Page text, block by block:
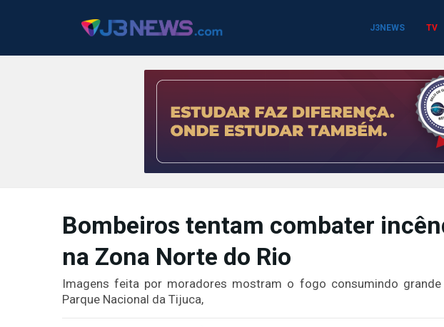
J3NEWS TV
Bombeiros tentam combater
na Zona Norte do Rio
Imagens feita por moradores mostram o fogo consumindo
Parque Nacional da Tijuca,